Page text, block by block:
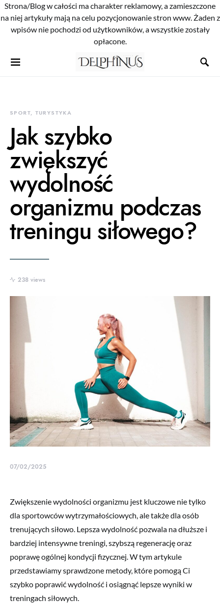
Strona/Blog w całości ma charakter reklamowy, a zamieszczone
na niej artykuły mają na celu pozycjonowanie stron www. Żaden z
wpisów nie pochodzi od użytkowników, a wszystkie zostały
opłacone.
SPORT, TURYSTYKA
Jak szybko
zwiększyć
wydolność
organizmu podczas
treningu siłowego?
238 views
07/02/2025
Zwiększenie wydolności organizmu jest kluczowe nie tylko
dla sportowców wytrzymałościowych, ale także dla osób
trenujących siłowo. Lepsza wydolność pozwala na dłuższe i
bardziej intensywne treningi, szybszą regenerację oraz
poprawę ogólnej kondycji fizycznej. W tym artykule
przedstawiamy sprawdzone metody, które pomogą Ci
szybko poprawić wydolność i osiągnąć lepsze wyniki w
treningach siłowych.